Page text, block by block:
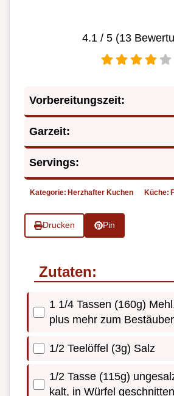
4.1 / 5 (13
Vorbereitungszeit:
Garzeit:
Servings:
Kategorie: Herzhafter Kuchen Küche:
Drucken Pin
Zutaten:
1 1/4 Tassen (160g)
plus mehr zum
1/2 Teelöffel (3g) Salz
1/2 Tasse (115g)
kalt, in Würfel geschnitten